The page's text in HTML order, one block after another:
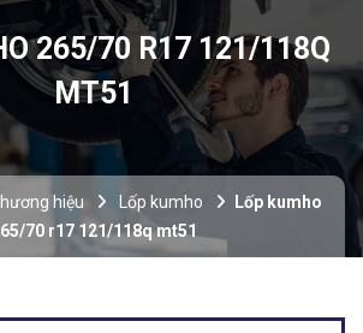
265/70 R17 121/118Q
MT51
hiệu Lốp kumho
Lốp kumho
70 r17 121/118q mt51